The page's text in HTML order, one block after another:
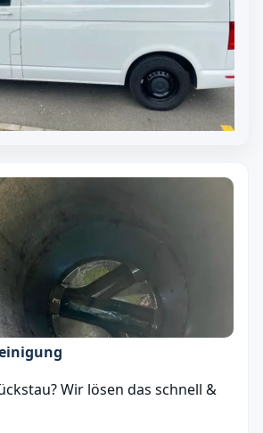
Wir lösen das schnell &